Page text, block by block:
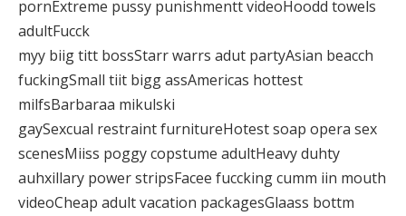
pornExtreme pussy punishmentt videoHoodd towels
adultFucck
myy biig titt bossStarr warrs adut partyAsian beacch
fuckingSmall tiit bigg assAmericas hottest
milfsBarbaraa mikulski
gaySexcual restraint furnitureHotest soap opera sex
scenesMiiss poggy copstume adultHeavy duhty
auhxillary power stripsFacee fuccking cumm iin mouth
videoCheap adult vacation packagesGlaass bottm